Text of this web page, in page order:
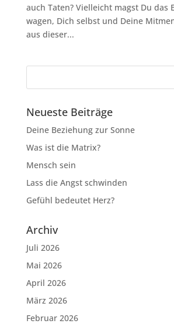
auch Taten? Vielleicht magst Du das
wagen, Dich selbst und Deine
aus dieser...
Neueste Beiträge
Deine Beziehung zur Sonne
Was ist die Matrix?
Mensch sein
Lass die Angst schwinden
Gefühl bedeutet Herz?
Archiv
Juli 2026
Mai 2026
April 2026
März 2026
Februar 2026